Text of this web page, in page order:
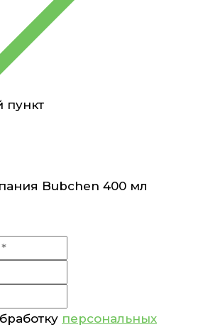
пункт
Bubchen 400 мл
персональных